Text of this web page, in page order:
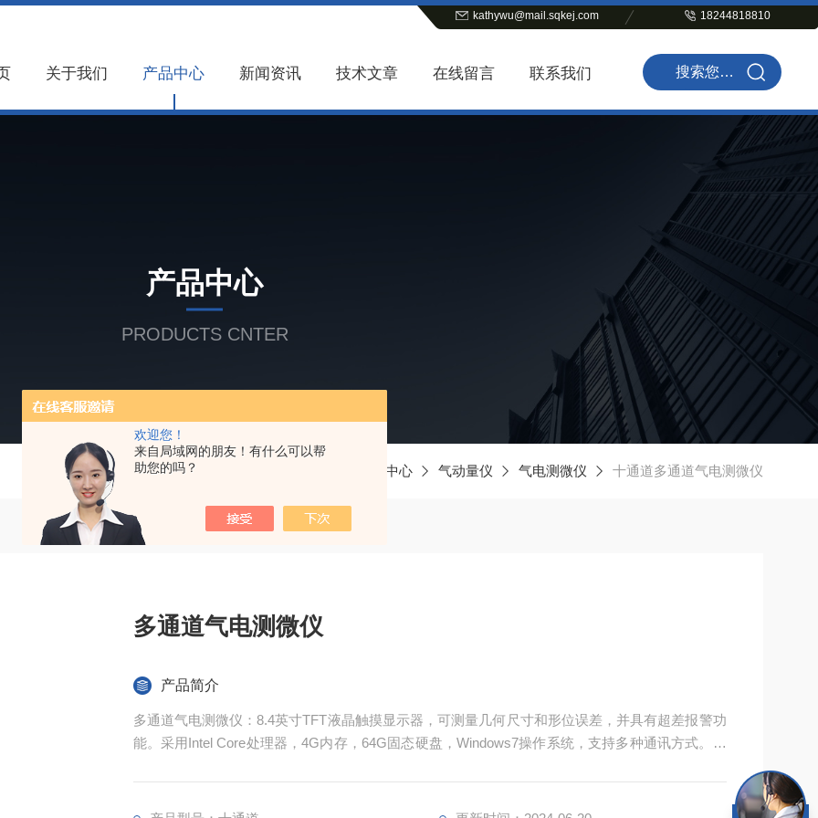
欢迎您！
来自局域网的朋友！有什么可以帮
助您的吗？
kathywu@mail.sqkej.com 18244818810
关于我们 产品中心 新闻资讯 技术文章 在线留言 联系我们
产品中心
PRODUCTS CNTER
产品中心 气动量仪 气电测微仪 十通道多通道气电测微仪
多通道气电测微仪
产品简介
多通道气电测微仪：8.4英寸TFT液晶触摸显示器，可测量几何尺寸和形位误差，并具有超差报警功
能。采用Intel Core处理器，4G内存，64G固态硬盘，Windows7操作系统，支持多种通讯方式。集